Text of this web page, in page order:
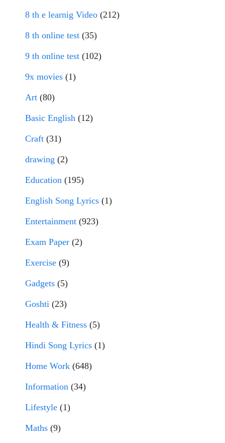
8 th e learnig Video (212)
8 th online test (35)
9 th online test (102)
9x movies (1)
Art (80)
Basic English (12)
Craft (31)
drawing (2)
Education (195)
English Song Lyrics (1)
Entertainment (923)
Exam Paper (2)
Exercise (9)
Gadgets (5)
Goshti (23)
Health & Fitness (5)
Hindi Song Lyrics (1)
Home Work (648)
Information (34)
Lifestyle (1)
Maths (9)